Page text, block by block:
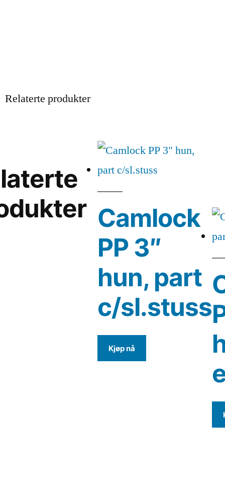
Relaterte produkter
Camlock
PP 3″
hun, part
c/sl.stuss
Kjøp nå